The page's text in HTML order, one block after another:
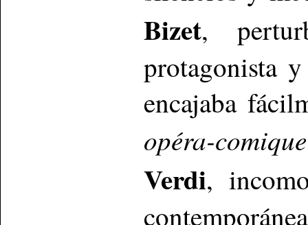
Bizet,
protagonista
encajaba
opéra-comique
Verdi,